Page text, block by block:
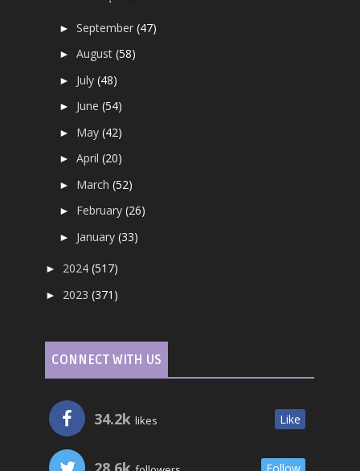
►September(47)
►August(58)
► July(48)
► June(54)
► May(42)
►April(20)
► March(52)
► February(26)
► January(33)
► 2024(517)
► 2023(371)
CONNECT WITH US
34.2k likes Like